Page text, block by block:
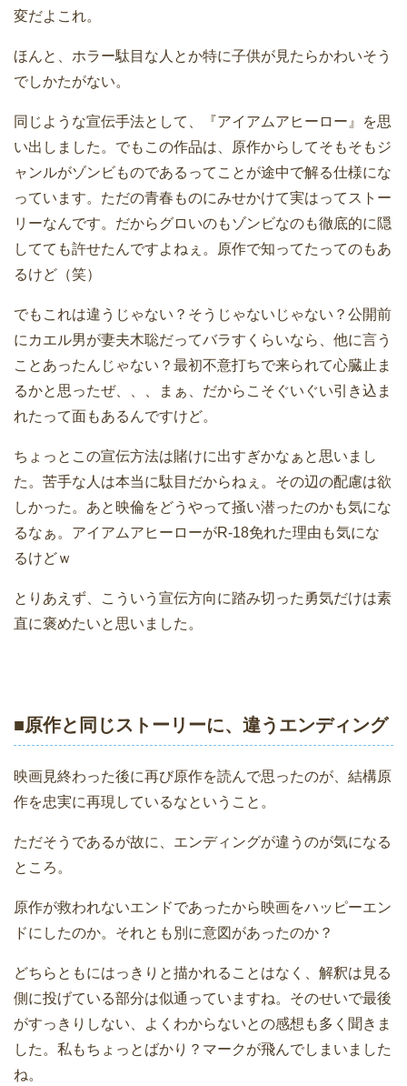
変だよこれ。
ほんと、ホラー駄目な人とか特に子供が見たらかわいそう
でしかたがない。
同じような宣伝手法として、『アイアムアヒーロー』を思
い出しました。でもこの作品は、原作からしてそもそもジ
ャンルがゾンビものであるってことが途中で解る仕様にな
っています。ただの青春ものにみせかけて実はってストー
リーなんです。だからグロいのもゾンビなのも徹底的に隠
してても許せたんですよねぇ。原作で知ってたってのもあ
るけど（笑）
でもこれは違うじゃない？そうじゃないじゃない？公開前
にカエル男が妻夫木聡だってバラすくらいなら、他に言う
ことあったんじゃない？最初不意打ちで来られて心臓止ま
るかと思ったぜ、、、まぁ、だからこそぐいぐい引き込ま
れたって面もあるんですけど。
ちょっとこの宣伝方法は賭けに出すぎかなぁと思いまし
た。苦手な人は本当に駄目だからねぇ。その辺の配慮は欲
しかった。あと映倫をどうやって掻い潜ったのかも気にな
るなぁ。アイアムアヒーローがR-18免れた理由も気にな
るけどｗ
とりあえず、こういう宣伝方向に踏み切った勇気だけは素
直に褒めたいと思いました。
■原作と同じストーリーに、違うエンディング
映画見終わった後に再び原作を読んで思ったのが、結構原
作を忠実に再現しているなということ。
ただそうであるが故に、エンディングが違うのが気になる
ところ。
原作が救われないエンドであったから映画をハッピーエン
ドにしたのか。それとも別に意図があったのか？
どちらともにはっきりと描かれることはなく、解釈は見る
側に投げている部分は似通っていますね。そのせいで最後
がすっきりしない、よくわからないとの感想も多く聞きま
した。私もちょっとばかり？マークが飛んでしまいました
ね。